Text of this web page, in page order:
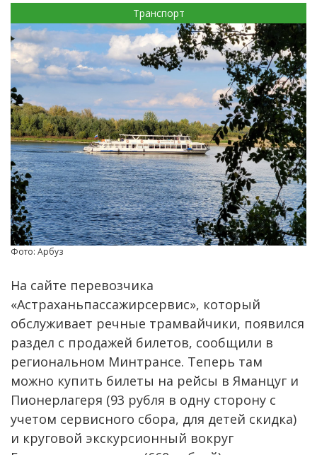
Транспорт
Фото: Арбуз
На сайте перевозчика
«Астраханьпассажирсервис», который
обслуживает речные трамвайчики, появился
раздел с продажей билетов, сообщили в
региональном Минтрансе. Теперь там
можно купить билеты на рейсы в Яманцуг и
Пионерлагеря (93 рубля в одну сторону с
учетом сервисного сбора, для детей скидка)
и круговой экскурсионный вокруг